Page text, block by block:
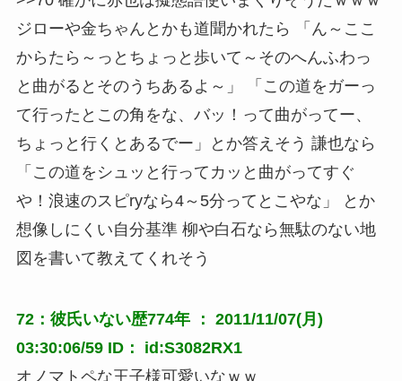
ジローや金ちゃんとかも道聞かれたら 「ん～ここ
からたら～っとちょっと歩いて～そのへんふわっ
と曲がるとそのうちあるよ～」 「この道をガーっ
て行ったとこの角をな、バッ！って曲がってー、
ちょっと行くとあるでー」とか答えそう 謙也なら
「この道をシュッと行ってカッと曲がってすぐ
や！浪速のスピryなら4～5分ってとこやな」 とか
想像しにくい自分基準 柳や白石なら無駄のない地
図を書いて教えてくれそう
72：彼氏いない歴774年 ： 2011/11/07(月)
03:30:06/59 ID： id:S3082RX1
オノマトペな王子様可愛いなｗｗ